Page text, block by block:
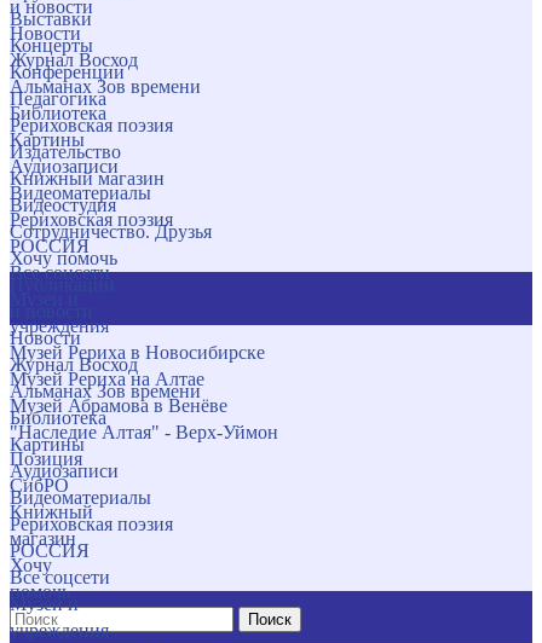
и новости
Новости
Журнал Восход
Альманах Зов времени
Библиотека
Картины
Аудиозаписи
Видеоматериалы
Рериховская поэзия
РОССИЯ
Все соцсети
учреждения
Музей Рериха в Новосибирске
Музей Рериха на Алтае
Музей Абрамова в Венёве
"Наследие Алтая" - Верх-Уймон
Позиция
СибРО
Книжный
магазин
Хочу
помочь
Поиск
Выставки
Концерты
Конференции
Педагогика
Рериховская поэзия
Издательство
Книжный магазин
Видеостудия
Сотрудничество. Друзья
Хочу помочь
Новости
Журнал Восход
Альманах Зов времени
Библиотека
Картины
Аудиозаписи
Видеоматериалы
Рериховская поэзия
РОССИЯ
Все соцсети
Музеи и
учреждения